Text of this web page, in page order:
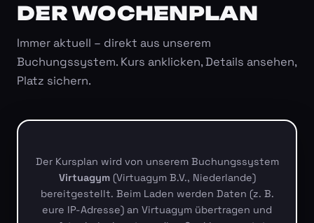
DER WOCHENPLAN
Immer aktuell – direkt aus unserem
Buchungssystem. Kurs anklicken, Details ansehen,
Platz sichern.
Der Kursplan wird von unserem Buchungssystem
Virtuagym(Virtuagym B.V., Niederlande)
bereitgestellt. Beim Laden werden Daten (z. B.
eure IP-Adresse) an Virtuagym übertragen und